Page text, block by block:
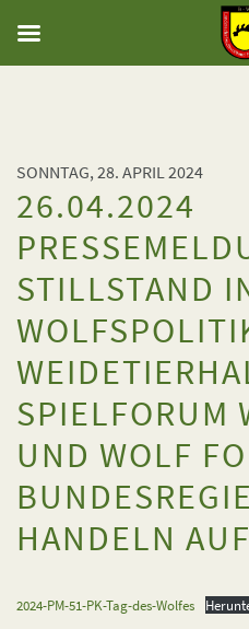
SONNTAG, 28. APRIL 2024
26.04.2024
STILLSTAND
SPIELFORUM
UND WOLF
HANDELN AUF
2024-PM-51-PK-Tag-des-Wolfes